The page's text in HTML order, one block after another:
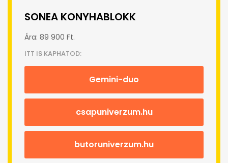
SONEA KONYHABLOKK
Ára: 89 900 Ft.
ITT IS KAPHATOD:
Gemini-duo
csapuniverzum.hu
butoruniverzum.hu